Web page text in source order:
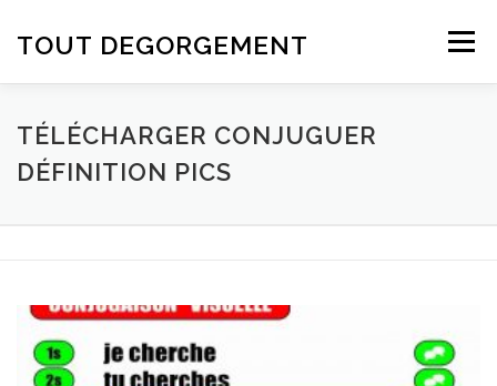
TOUT DEGORGEMENT Menu
TÉLÉCHARGER CONJUGUER
DÉFINITION PICS